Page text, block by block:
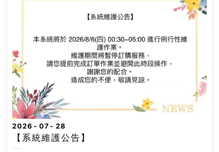
高
雄
好
玩
卡
2026 07 28
【系統維護公告】